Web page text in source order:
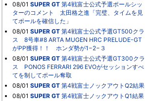
08/01 SUPER GT 第4戦富士公式予選ポールシッ
ターのコメント 太田格之進「完璧、タイムを見
てポールを確信した」
08/01 SUPER GT 第4戦富士公式予選GT500クラ
ス 8号車#8 ARTA MUGEN HRC PRELUDE-GT
がPP獲得！！ ホンダ勢が1−2−３
08/01 SUPER GT 第4戦富士公式予選GT300クラ
ス PONOS FERRARI 296 EVOがセッションすべ
てを制してポール奪取
08/01 SUPER GT 第4戦富士ノックアウトQ2結果
08/01 SUPER GT 第4戦富士ノックアウトQ1結果